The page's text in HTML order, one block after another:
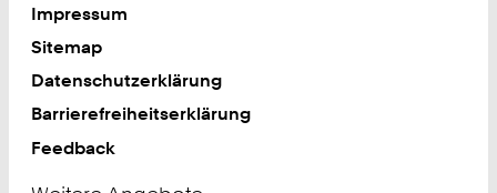
Impressum
Sitemap
Datenschutzerklärung
Barrierefreiheitserklärung
Feedback